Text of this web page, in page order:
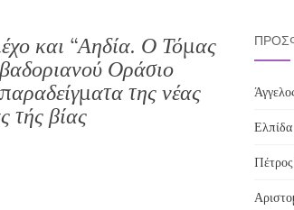
και “Αηδία. Ο Τόμας
Οράσιο
της νέας
τής βίας